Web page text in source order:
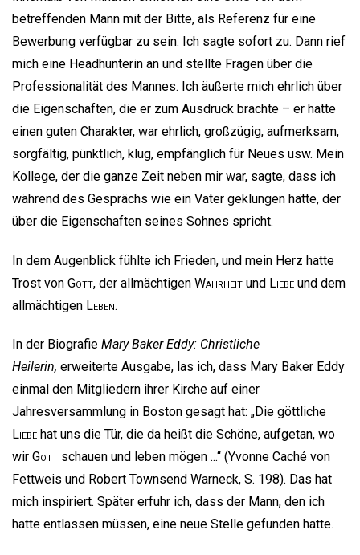
betreffenden Mann mit der Bitte, als Referenz für eine
Bewerbung verfügbar zu sein. Ich sagte sofort zu. Dann rief
mich eine Headhunterin an und stellte Fragen über die
Professionalität des Mannes. Ich äußerte mich ehrlich über
die Eigenschaften, die er zum Ausdruck brachte – er hatte
einen guten Charakter, war ehrlich, großzügig, aufmerksam,
sorgfältig, pünktlich, klug, empfänglich für Neues usw. Mein
Kollege, der die ganze Zeit neben mir war, sagte, dass ich
während des Gesprächs wie ein Vater geklungen hätte, der
über die Eigenschaften seines Sohnes spricht.
In dem Augenblick fühlte ich Frieden, und mein Herz hatte
Trost von Gott, der allmächtigen Wahrheit und Liebe und dem
allmächtigen Leben.
In der Biografie Mary Baker Eddy: Christliche
Heilerin, erweiterte Ausgabe, las ich, dass Mary Baker Eddy
einmal den Mitgliedern ihrer Kirche auf einer
Jahresversammlung in Boston gesagt hat: „Die göttliche
Liebe hat uns die Tür, die da heißt die Schöne, aufgetan, wo
wir Gott schauen und leben mögen ...“ (Yvonne Caché von
Fettweis und Robert Townsend Warneck, S. 198). Das hat
mich inspiriert. Später erfuhr ich, dass der Mann, den ich
hatte entlassen müssen, eine neue Stelle gefunden hatte.